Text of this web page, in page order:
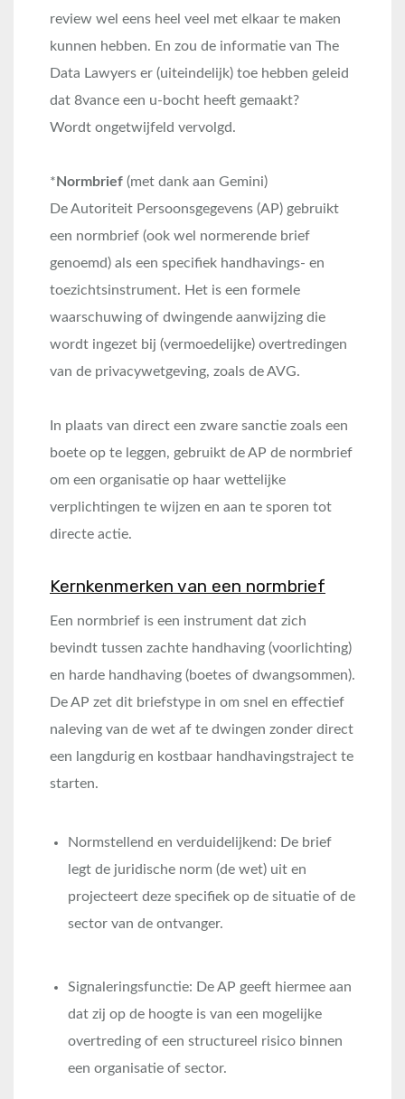
review wel eens heel veel met elkaar te maken
kunnen hebben. En zou de informatie van The
Data Lawyers er (uiteindelijk) toe hebben geleid
dat 8vance een u-bocht heeft gemaakt?
Wordt ongetwijfeld vervolgd.
* Normbrief (met dank aan Gemini)
De Autoriteit Persoonsgegevens (AP) gebruikt
een normbrief (ook wel normerende brief
genoemd) als een specifiek handhavings- en
toezichtsinstrument. Het is een formele
waarschuwing of dwingende aanwijzing die
wordt ingezet bij (vermoedelijke) overtredingen
van de privacywetgeving, zoals de AVG.
In plaats van direct een zware sanctie zoals een
boete op te leggen, gebruikt de AP de normbrief
om een organisatie op haar wettelijke
verplichtingen te wijzen en aan te sporen tot
directe actie.
Kernkenmerken van een normbrief
Een normbrief is een instrument dat zich
bevindt tussen zachte handhaving (voorlichting)
en harde handhaving (boetes of dwangsommen).
De AP zet dit briefstype in om snel en effectief
naleving van de wet af te dwingen zonder direct
een langdurig en kostbaar handhavingstraject te
starten.
Normstellend en verduidelijkend: De brief
legt de juridische norm (de wet) uit en
projecteert deze specifiek op de situatie of de
sector van de ontvanger.
Signaleringsfunctie: De AP geeft hiermee aan
dat zij op de hoogte is van een mogelijke
overtreding of een structureel risico binnen
een organisatie of sector.